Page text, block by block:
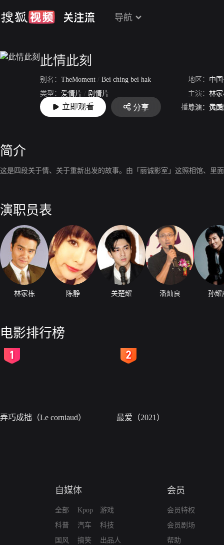
导航
此情此刻
别名： TheMoment / Bei ching bei hak 地区： 中
类型： 爱情片 / 剧情片 主演： 林
上映： 2017-06-09 导演： 黄
立即观看 分享 播放源： 优酷
简介
这是四段关于情、关于重新出发的故事。由「丽诚影室」这照相馆、里
演职员表
林家栋 陈静 关楚耀 潘灿良 孙耀
电影排行榜
弄巧成拙（Le corniaud） 最爱（2021）
自媒体
全部
科普
国风
Kpop
汽车
搞笑
游戏
科技
出品人
会员
会员特权
会员剧场
帮助